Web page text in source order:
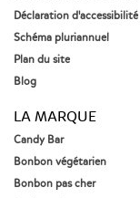
Déclaration
Schéma pluriannuel
Plan du site
Blog
LA MARQUE
Candy Bar
Bonbon végétarien
Bonbon pas cher